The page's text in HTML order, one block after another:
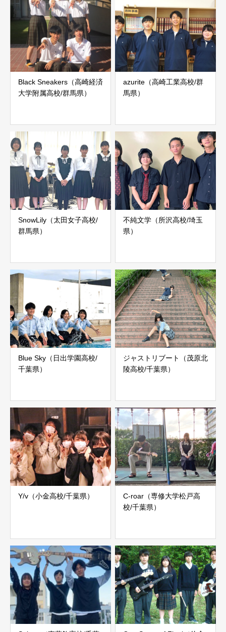
Black Sneakers（高崎経済
大学附属高校/群馬県）
azurite（高崎工業高校/群
馬県）
SnowLily（太田女子高校/
群馬県）
不純文学（所沢高校/埼玉
県）
Blue Sky（日出学園高校/
千葉県）
ジャストリブート（茂原北
陵高校/千葉県）
Y/v（小金高校/千葉県）
C-roar（専修大学松戸高
校/千葉県）